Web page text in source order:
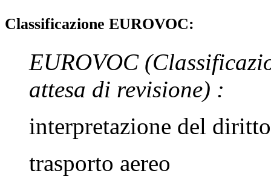
Classificazione EUROVOC:
EUROVOC
attesa di revisione) :
interpretazione del diritto
trasporto aereo